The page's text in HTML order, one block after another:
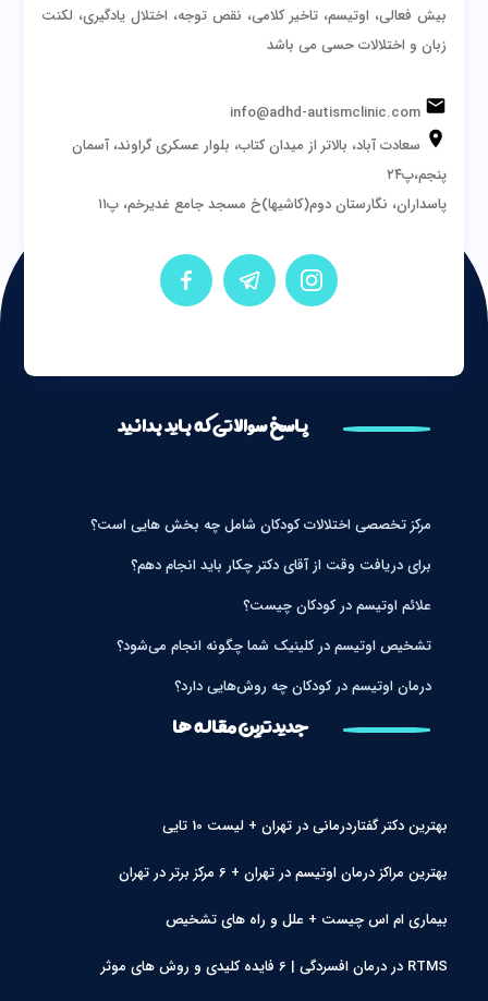
بیش فعالی، اوتیسم، تاخیر کلامی، نقص توجه، اختلال یادگیری، لکنت
زبان و اختلالات حسی می باشد
info@adhd-autismclinic.com
سعادت آباد، بالاتر از میدان کتاب، بلوار عسکری گراوند، آسمان
پنجم،پ۲۴
پاسداران، نگارستان دوم(کاشیها)خ مسجد جامع غدیرخم، پ۱۱
پاسخ سوالاتی که باید بدانید
مرکز تخصصی اختلالات کودکان شامل چه بخش هایی است؟
برای دریافت وقت از آقای دکتر چکار باید انجام دهم؟
علائم اوتیسم در کودکان چیست؟
تشخیص اوتیسم در کلینیک شما چگونه انجام می‌شود؟
درمان اوتیسم در کودکان چه روش‌هایی دارد؟
جدیدترین مقاله ها
بهترین دکتر گفتاردرمانی در تهران + لیست 10 تایی
بهترین مراکز درمان اوتیسم در تهران + 6 مرکز برتر در تهران
بیماری ام اس چیست + علل و راه های تشخیص
RTMS در درمان افسردگی | 6 فایده کلیدی و روش های موثر